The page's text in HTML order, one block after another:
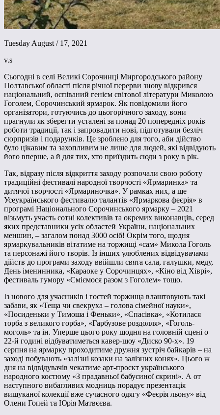
Tuesday August / 17, 2021
v.s
Сьогодні в селі Великі Сорочинці Миргородського району
Полтавської області після річної перерви знову відкрився
національний, оспіваний генієм світової літератури Миколою
Гоголем, Сорочинський ярмарок. Як повідомили його
організатори, готуючись до цьогорічного заходу, вони
прагнули як зберегти усталені за понад 20 попередніх років
роботи традиції, так і запровадити нові, підготували безліч
сюрпризів і подарунків. Це зроблено для того, аби дійство
було цікавим та захопливим не лише для людей, які відвідують
його вперше, а й для тих, хто приїздить сюди з року в рік.
Так, відразу після відкриття заходу розпочали свою роботу
традиційні фестивалі народної творчості «Ярмаринка» та
дитячої творчості «Ярмариночка». У рамках них, а ще
Усеукраїнського фестивалю талантів «Ярмаркова феєрія» в
програмі Національного Сорочинського ярмарку – 2021
візьмуть участь сотні колективів та окремих виконавців, серед
яких представники усіх областей України, національних
меншин, – загалом понад 3000 осіб! Окрім того, щодня
ярмаркувальників вітатиме на торжищі «сам» Микола Гоголь
та персонажі його творів. Із інших улюблених відвідувачами
дійств до програми заходу ввійшли свята сала, галушки, меду,
День іменинника, «Караоке у Сорочинцях», «Кіно від Хіврі»,
фестиваль гумору «Сміємося разом з Гоголем» тощо.
Із нового для учасників і гостей торжища влаштовують такі
забави, як «Теща чи свекруха – голова сімейної науки»,
«Посиденьки у Тимоша і Феньки», «Спасівка», «Котилася
торба з великого горба», «Гарбузове роздолля», «Гоголь-
моголь» та ін. Уперше цього року щодня на головній сцені о
22-й годині відбуватиметься кавер-шоу «Диско 90-х». 19
серпня на ярмарку проходитиме дружня зустріч байкарів – на
заході побувають «залізні козаки на залізних конях». Цього ж
дня на відвідувачів чекатиме арт-проєкт українського
народного костюму «З прадавньої бабусиної скрині». А от
наступного вибагливих модниць порадує презентація
вишуканої колекції вже сучасного одягу «Феєрія льону» від
Олени Гопей та Юрія Матвєєва.